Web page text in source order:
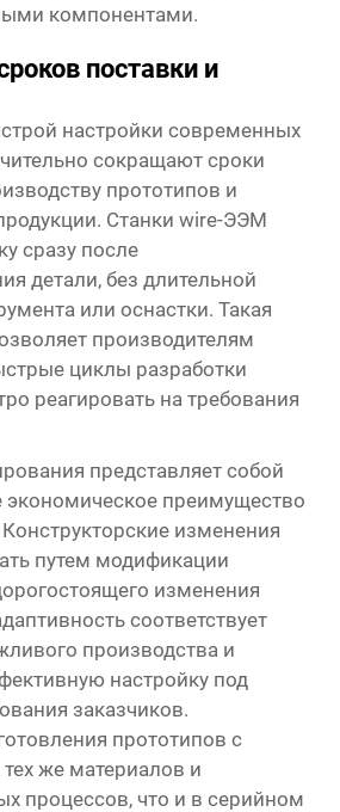
компонентами.
поставки и
настройки современных
сокращают сроки
прототипов и
Станки wire-ЭЭМ
сразу после
детали, без длительной
или оснастки. Такая
производителям
циклы разработки
реагировать на требования
представляет собой
преимущество
изменения
путем модификации
изменения
соответствует
производства и
настройку под
заказчиков.
прототипов с
же материалов и
процессов, что и в серийном